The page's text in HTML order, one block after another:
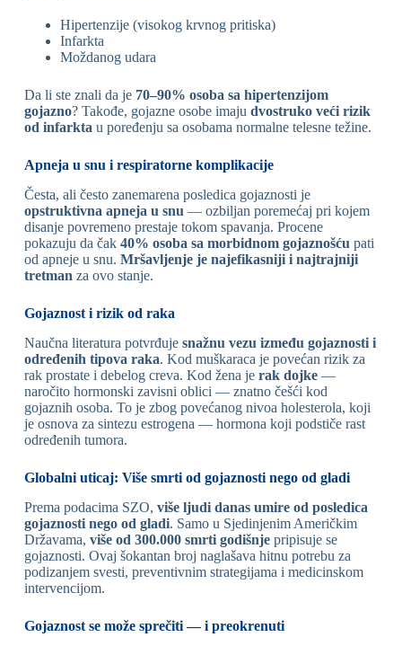
Hipertenzije (visokog krvnog pritiska)
Infarkta
Moždanog udara
Da li ste znali da je 70–90% osoba sa hipertenzijom
gojazno? Takođe, gojazne osobe imaju dvostruko veći rizik
od infarktau poređenju sa osobama normalne telesne težine.
Apneja u snu i respiratorne komplikacije
Česta, ali često zanemarena posledica gojaznosti je
opstruktivna apneja u snu — ozbiljan poremećaj pri kojem
disanje povremeno prestaje tokom spavanja. Procene
pokazuju da čak 40% osoba sa morbidnom gojaznošću pati
od apneje u snu. Mršavljenje je najefikasniji i najtrajniji
tretman za ovo stanje.
Gojaznost i rizik od raka
Naučna literatura potvrđuje snažnu vezu između gojaznosti i
određenih tipova raka. Kod muškaraca je povećan rizik za
rak prostate i debelog creva. Kod žena je rak dojke—
naročito hormonski zavisni oblici — znatno češći kod
gojaznih osoba. To je zbog povećanog nivoa holesterola, koji
je osnova za sintezu estrogena — hormona koji podstiče rast
određenih tumora.
Globalni uticaj: Više smrti od gojaznosti nego od gladi
Prema podacima SZO, više ljudi danas umire od posledica
gojaznosti nego od gladi. Samo u Sjedinjenim Američkim
Državama, više od 300.000 smrti godišnjepripisuje se
gojaznosti. Ovaj šokantan broj naglašava hitnu potrebu za
podizanjem svesti, preventivnim strategijama i medicinskom
intervencijom.
Gojaznost se može sprečiti — i preokrenuti